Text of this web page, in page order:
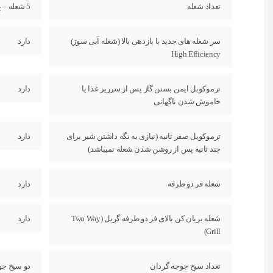
تعداد شعله 5 شعله – پنج شعله
سر شعله های جدید با بازدهی بالا (شعله آبی سوز)
High Efficiency
دارد
ترموکوبل ایمن بستن گاز پس از سرریز غذا یا
خاموش شدن ناگهانی
دارد
ترموکوپل صفر ثانیه (نیازی به نگه داشتن شیر برای
چند ثانیه پس از روشن شدن شعله نمیباشد)
دارد
شعله فر دو طرفه دارد
شعله بریان کن بالای فر دو طرفه گریل (Two Way
Grill)
دارد
تعداد سیخ جوجه گردان دو سیخ